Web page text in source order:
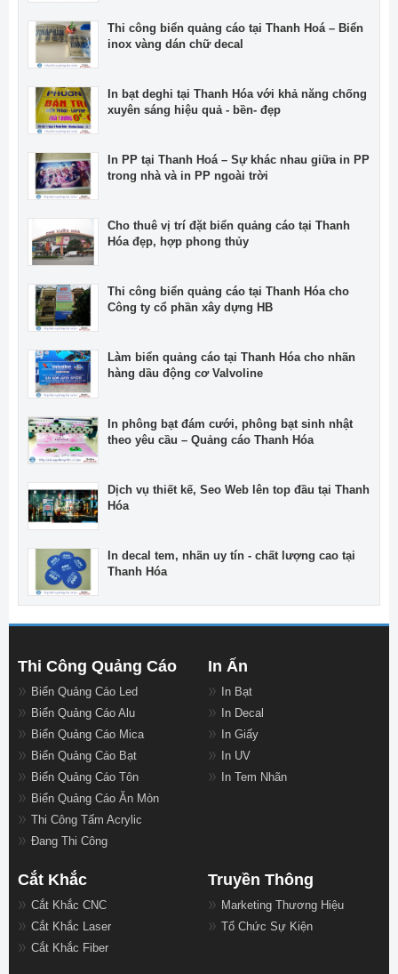
Thi công biển quảng cáo tại Thanh Hoá – Biển
inox vàng dán chữ decal
In bạt deghi tại Thanh Hóa với khả năng chống
xuyên sáng hiệu quả - bền- đẹp
In PP tại Thanh Hoá – Sự khác nhau giữa in PP
trong nhà và in PP ngoài trời
Cho thuê vị trí đặt biển quảng cáo tại Thanh
Hóa đẹp, hợp phong thủy
Thi công biển quảng cáo tại Thanh Hóa cho
Công ty cổ phần xây dựng HB
Làm biển quảng cáo tại Thanh Hóa cho nhãn
hàng dầu động cơ Valvoline
In phông bạt đám cưới, phông bạt sinh nhật
theo yêu cầu – Quảng cáo Thanh Hóa
Dịch vụ thiết kế, Seo Web lên top đầu tại Thanh
Hóa
In decal tem, nhãn uy tín - chất lượng cao tại
Thanh Hóa
Thi Công Quảng Cáo
Biển Quảng Cáo Led
Biển Quảng Cáo Alu
Biển Quảng Cáo Mica
Biển Quảng Cáo Bạt
Biển Quảng Cáo Tôn
Biển Quảng Cáo Ăn Mòn
Thi Công Tấm Acrylic
Đang Thi Công
In Ấn
In Bạt
In Decal
In Giấy
In UV
In Tem Nhãn
Cắt Khắc
Cắt Khắc CNC
Cắt Khắc Laser
Cắt Khắc Fiber
Truyền Thông
Marketing Thương Hiệu
Tổ Chức Sự Kiện